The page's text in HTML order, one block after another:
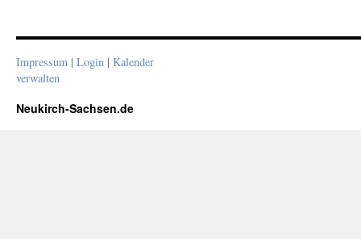
Impressum | Login | Kalender
verwalten
Neukirch-Sachsen.de